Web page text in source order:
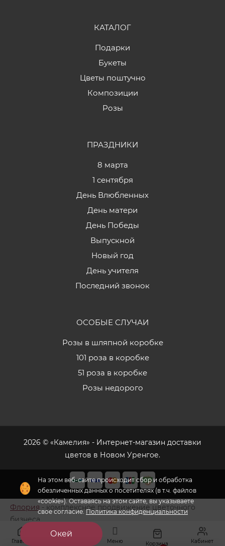
Главная Меню Корзина Кабинет
На этом веб-сайте происходит сбор и обработка
обезличенных данных о посетителях (в т.ч. файлов
«cookie»). Оставаясь на этом сайте, вы указываете
свое согласие.Политика конфиденциальности
Окей
КАТАЛОГ
Подарки
Букеты
Цветы поштучно
Композиции
Розы
ПРАЗДНИКИ
8 марта
1 сентября
День Влюбленных
День матери
День Победы
Выпускной
Новый год
День учителя
Последний звонок
ОСОБЫЕ СЛУЧАИ
Розы в шляпной коробке
101 роза в коробке
51 роза в коробке
Розы недорого
2026 © «Камелия» - Интернет-магазин доставки
цветов в Новом Уренгое.
Флория - комплексное продвижение цветочного
бизнеса